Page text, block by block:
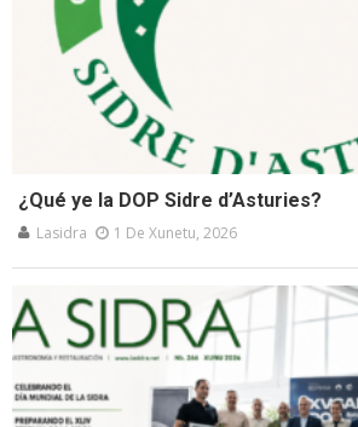
¿Qué ye la DOP Sidre d’Asturies?
Lasidra 1 De Xunetu, 2026